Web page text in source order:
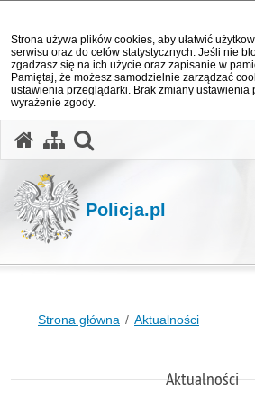
Strona używa plików cookies, aby ułatwić
serwisu oraz do celów statystycznych. Jeśli nie
zgadzasz się na ich użycie oraz zapisanie w
Pamiętaj, że możesz samodzielnie zarządzać
ustawienia przeglądarki. Brak zmiany ustawienia
wyrażenie zgody.
Policja.pl
Strona główna Aktualności
Aktualności